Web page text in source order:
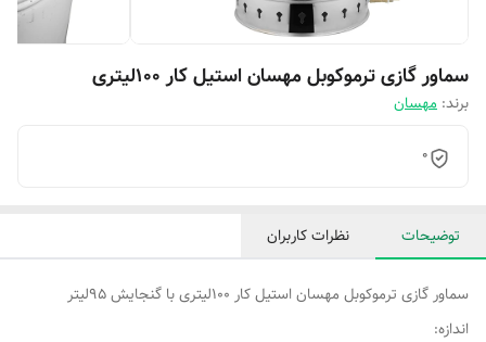
سماور گازی ترموکوبل مهسان استیل کار 100لیتری
برند: مهسان
0
توضیحات نظرات کاربران
سماور گازی ترموکوبل مهسان استیل کار 100لیتری با گنجایش 95لیتر
اندازه: